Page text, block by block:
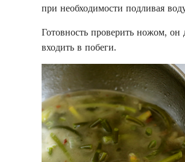
при необходимости подливая
Готовность проверить ножом, он
входить в побеги.